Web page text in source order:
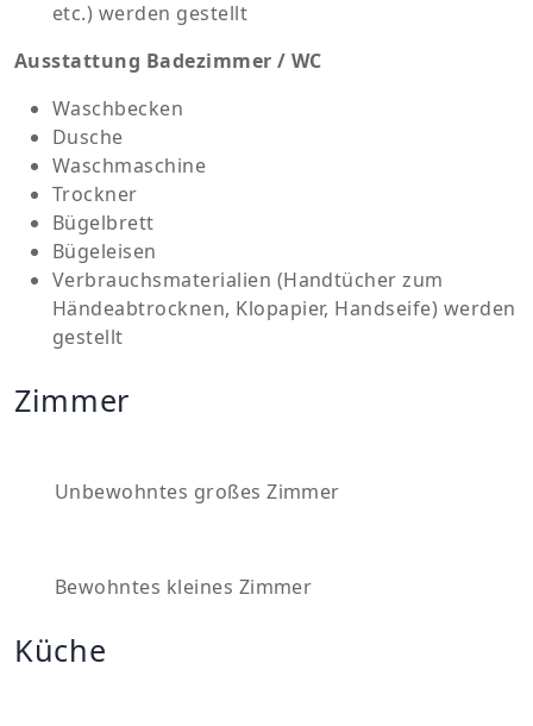
etc.) werden gestellt
Ausstattung Badezimmer / WC
Waschbecken
Dusche
Waschmaschine
Trockner
Bügelbrett
Bügeleisen
Verbrauchsmaterialien (Handtücher zum
Händeabtrocknen, Klopapier, Handseife) werden
gestellt
Zimmer
Unbewohntes großes Zimmer
Bewohntes kleines Zimmer
Küche